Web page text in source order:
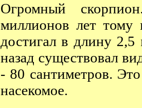
Огромный
миллионов лет тому
достигал в длину
назад существовал
- 80 сантиметров.
насекомое.